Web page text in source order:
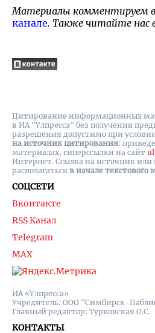
Материалы комментируем
канале. Также читайте нас
ИА «Улпресса»
Учредитель: ООО "Симбирск-
Главный редактор: Турковская О.С.
КОНТАКТЫ
СОЦСЕТИ
Вконтакте
RSS Канал
Telegram
MAX
Цитирование информационных
в ИА "Улпресса" без получения
разрешения допустимо при
на источник цитирования:
материалах, гиперссылки на cайт
Интернет. Ссылка на источник или
располагаться в начале текстового